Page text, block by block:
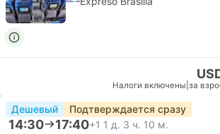
Налоги включены за
Дешевый Подтверждается сразу
14:30 17:40+1 1 д. 3 ч. 10 м.